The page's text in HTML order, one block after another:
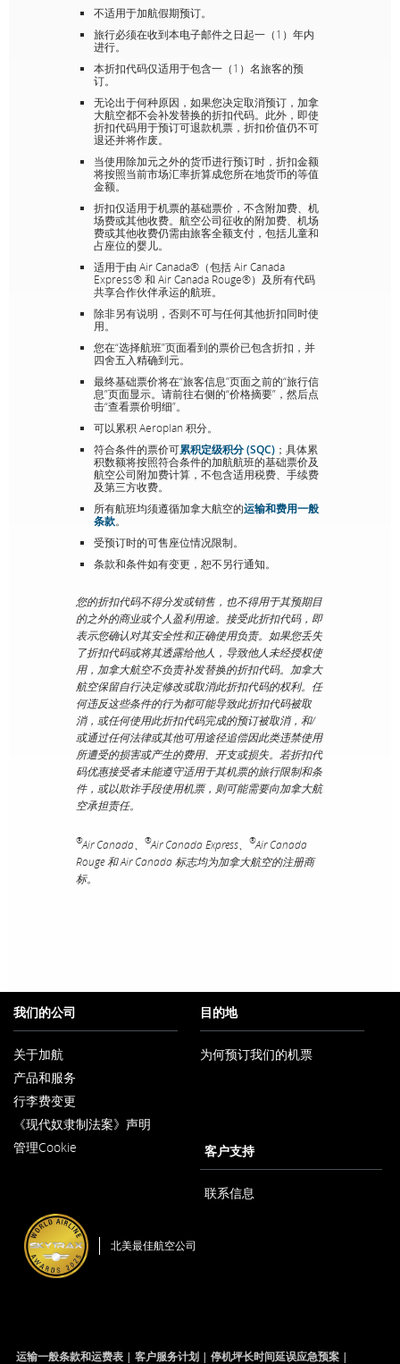
不适用于加航假期预订。
旅行必须在收到本电子邮件之日起一（1）年内
进行。
本折扣代码仅适用于包含一（1）名旅客的预
订。
无论出于何种原因，如果您决定取消预订，加拿
大航空都不会补发替换的折扣代码。此外，即使
折扣代码用于预订可退款机票，折扣价值仍不可
退还并将作废。
当使用除加元之外的货币进行预订时，折扣金额
将按照当前市场汇率折算成您所在地货币的等值
金额。
折扣仅适用于机票的基础票价，不含附加费、机
场费或其他收费。航空公司征收的附加费、机场
费或其他收费仍需由旅客全额支付，包括儿童和
占座位的婴儿。
适用于由 Air Canada®（包括 Air Canada
Express® 和 Air Canada Rouge®）及所有代码
共享合作伙伴承运的航班。
除非另有说明，否则不可与任何其他折扣同时使
用。
您在“选择航班”页面看到的票价已包含折扣，并
四舍五入精确到元。
最终基础票价将在“旅客信息”页面之前的“旅行信
息”页面显示。请前往右侧的“价格摘要”，然后点
击“查看票价明细”。
可以累积 Aeroplan 积分。
符合条件的票价可累积定级积分 (SQC) ；具体累
积数额将按照符合条件的加航航班的基础票价及
航空公司附加费计算，不包含适用税费、手续费
及第三方收费。
所有航班均须遵循加拿大航空的运输和费用一般
条款。
受预订时的可售座位情况限制。
条款和条件如有变更，恕不另行通知。
您的折扣代码不得分发或销售，也不得用于其预期目
的之外的商业或个人盈利用途。接受此折扣代码，即
表示您确认对其安全性和正确使用负责。如果您丢失
了折扣代码或将其透露给他人，导致他人未经授权使
用，加拿大航空不负责补发替换的折扣代码。加拿大
航空保留自行决定修改或取消此折扣代码的权利。任
何违反这些条件的行为都可能导致此折扣代码被取
消，或任何使用此折扣代码完成的预订被取消，和/
或通过任何法律或其他可用途径追偿因此类违禁使用
所遭受的损害或产生的费用、开支或损失。若折扣代
码优惠接受者未能遵守适用于其机票的旅行限制和条
件，或以欺诈手段使用机票，则可能需要向加拿大航
空承担责任。
®Air Canada、 ®Air Canada Express、 ®Air Canada
Rouge 和 Air Canada 标志均为加拿大航空的注册商
标。
我们的公司
关于加航
新
窗
口
内
开
产品和服务
行李费变更
《现代奴隶制法案》声明
管理Cookie
目的地
为何预订我们的机票
客户支持
联系信息
北美最佳航空公司
运输一般条款和运费表 客户服务计划 停机坪长时间延误应急预案